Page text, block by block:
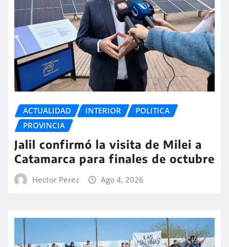
ACTUALIDAD INTERIOR
POLITICA
PROVINCIA
Jalil confirmó la visita de Milei a
Catamarca para finales de octubre
Hector Perez Ago 4, 2026